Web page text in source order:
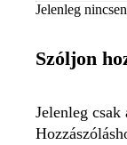
Jelenleg
Szóljon
Jelenleg csak